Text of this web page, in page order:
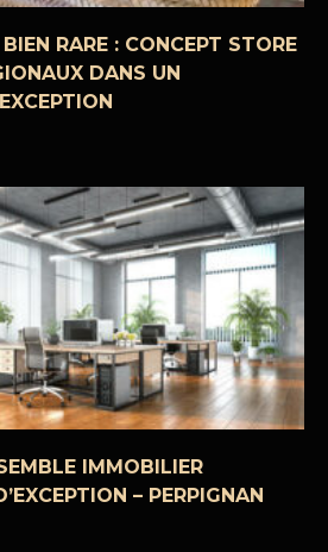
RARE : CONCEPT STORE
DANS UN
IMMOBILIER
– PERPIGNAN